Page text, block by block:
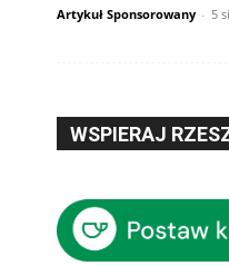
Artykuł Sponsorowany - 5
WSPIERAJ